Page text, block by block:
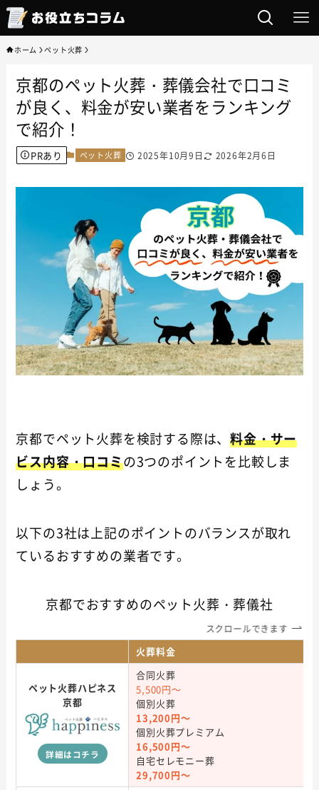
ホーム ペット火葬
京都のペット火葬・葬儀会社で口コミ
が良く、料金が安い業者をランキング
で紹介！
PRあり ペット火葬 2025年10月9日 2026年2月6日
京都でペット火葬を検討する際は、料金・サー
ビス内容・口コミの3つのポイントを比較しま
しょう。
以下の3社は上記のポイントのバランスが取れ
ているおすすめの業者です。
京都でおすすめのペット火葬・葬儀社
スクロールできます
火葬料金
ペット火葬ハピネス
京都
詳細はコチラ
合同火葬
5,500円～
個別火葬
13,200円～
個別火葬プレミアム
16,500円～
自宅セレモニー葬
29,700円～